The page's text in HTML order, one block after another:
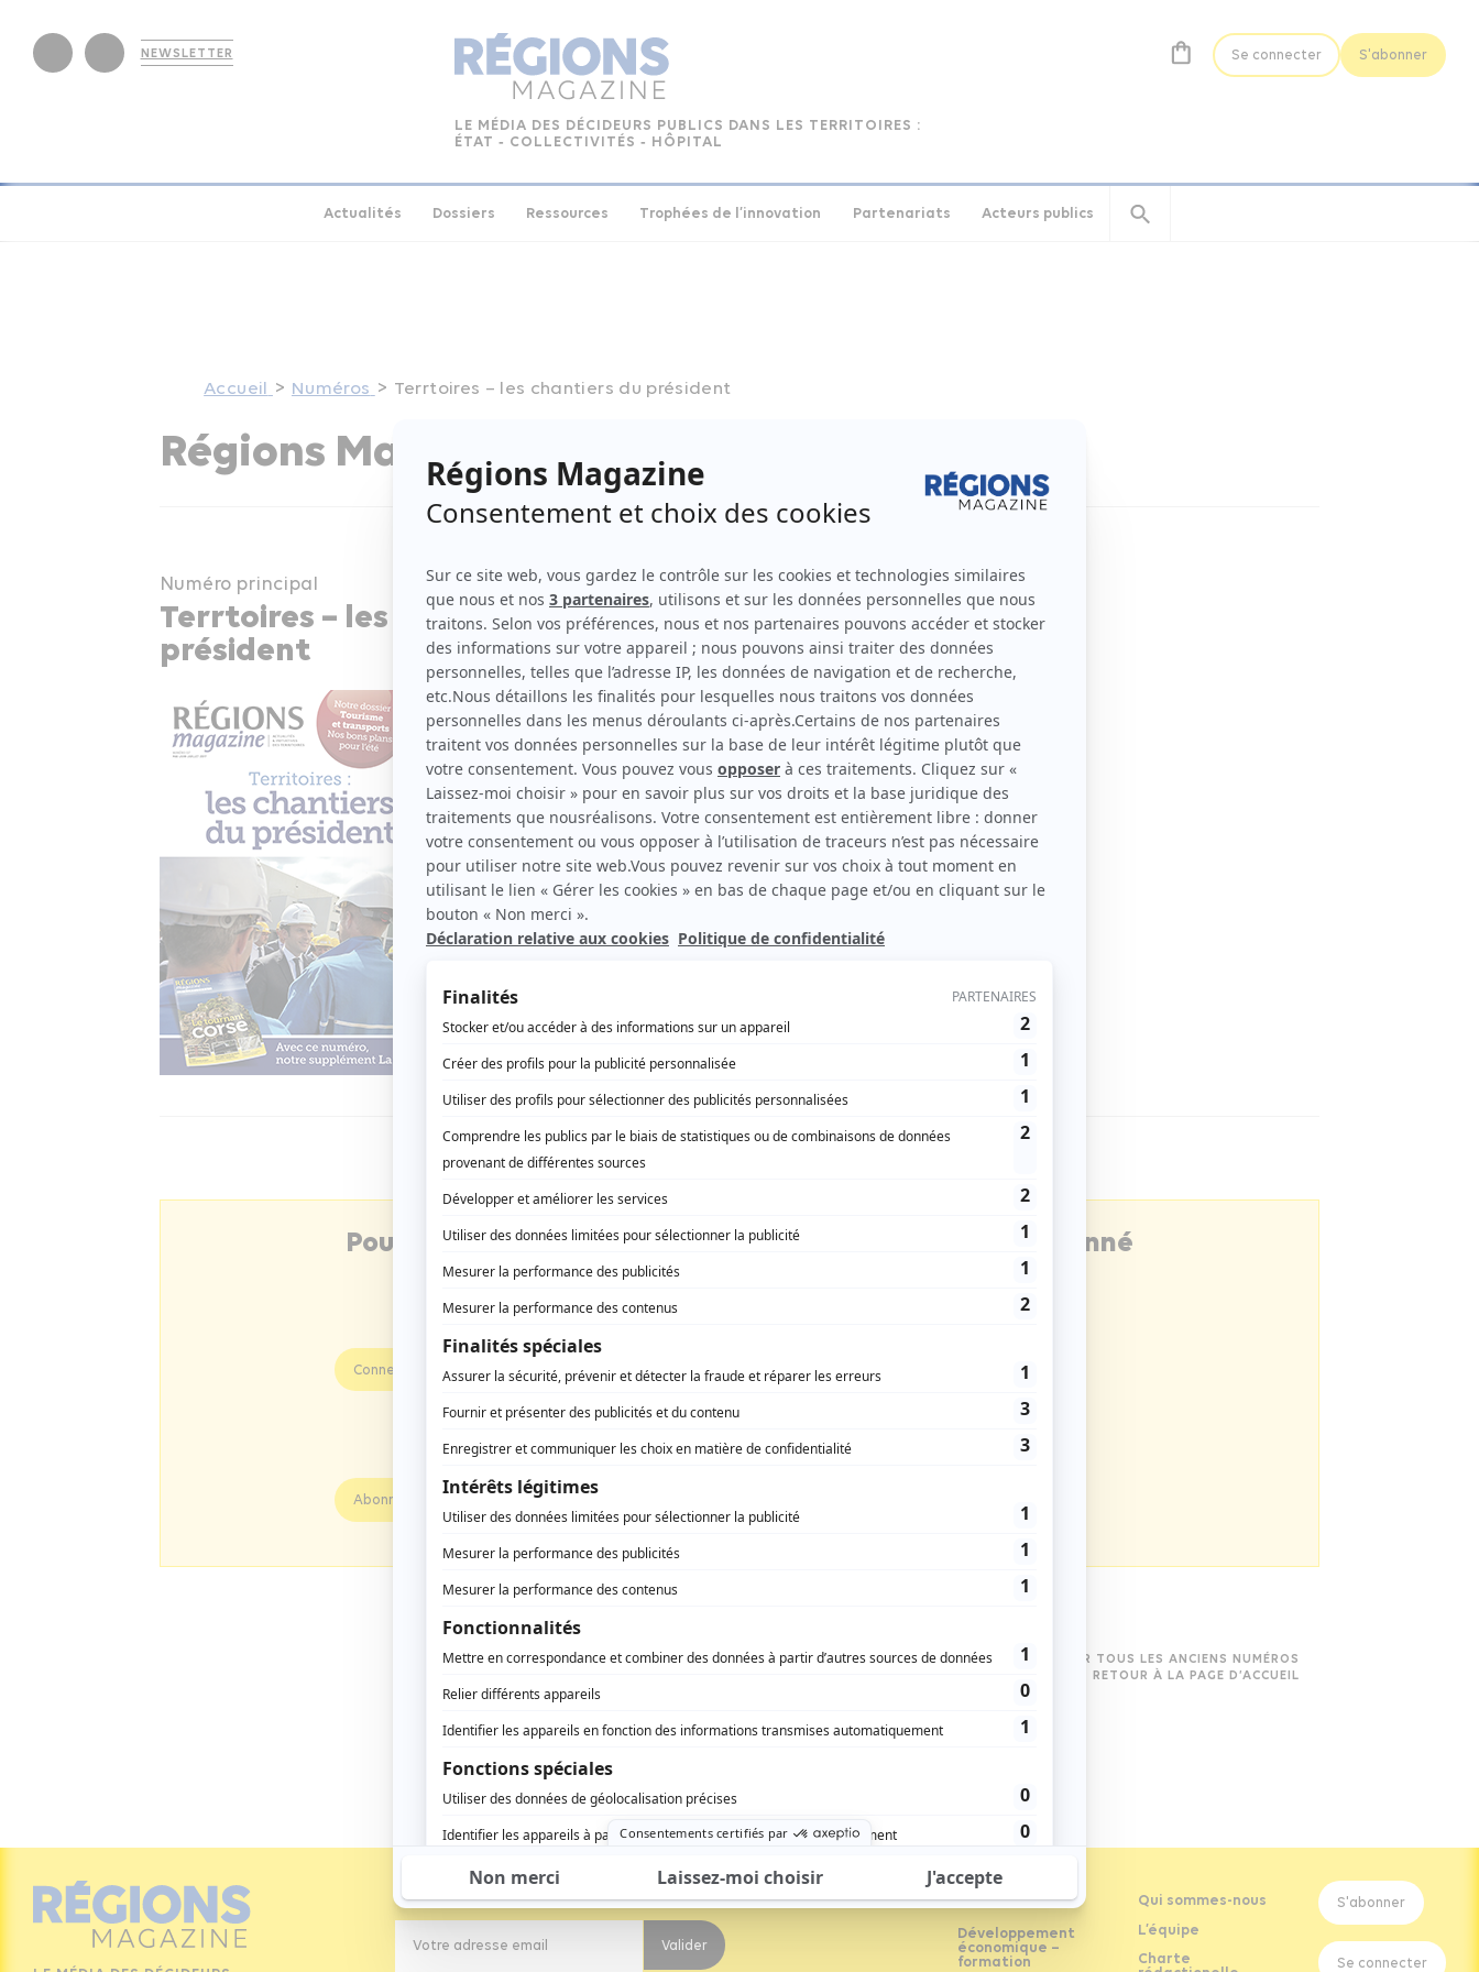
NEWSLETTER
LE MÉDIA DES DÉCIDEURS PUBLICS DANS LES TERRITOIRES :
ÉTAT ‑ COLLECTIVITÉS ‑ HÔPITAL
Se connecter S'abonner
Actualités Dossiers Ressources Trophées de l’innovation Partenariats Acteurs publics
Accueil Numéros Terrtoires – les chantiers du président
Régions Magazine N°137 – juin 2017
Numéro principal
Terrtoires – les chantiers du
président
Supplément
Le tournant corse
Pour consulter les anciens numéros, vous devez être abonné
Vous êtes abonné à Régions Magazine ?
Connectez-vous
Profitez d'un accès aux contenus et services exclusifs de Régions Magazine
Abonnez vous
VOIR TOUS LES ANCIENS NUMÉROS
RETOUR À LA PAGE D’ACCUEIL
Inscrivez-vous à notre newsletter
Valider
Développement
économique –
formation
Qui sommes-nous
L’équipe
Charte
S'abonner
Se connecter